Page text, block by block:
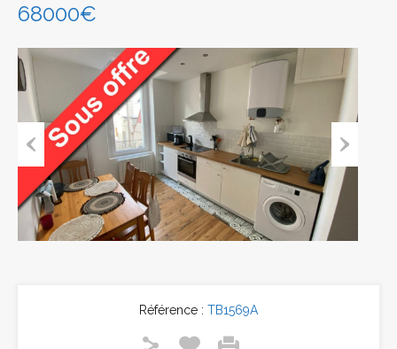
68000€
Previous Next
Référence : TB1569A